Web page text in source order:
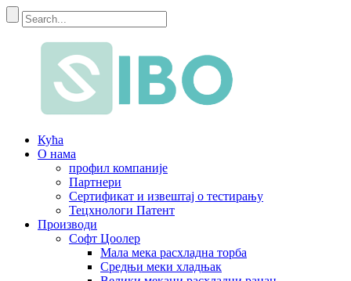
Кућа
О нама
профил компаније
Партнери
Сертификат и извештај о тестирању
Тецхнологи Патент
Производи
Софт Цоолер
Мала мека расхладна торба
Средњи меки хладњак